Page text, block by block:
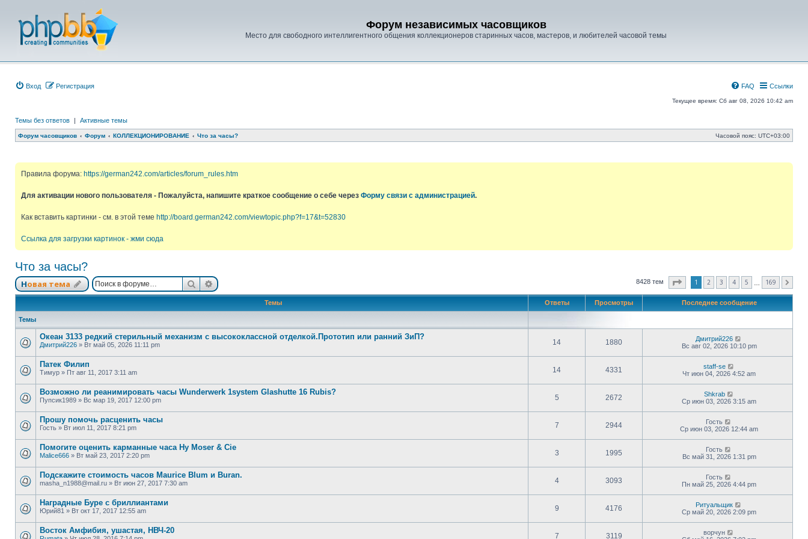
Форум независимых часовщиков
Место для свободного интеллигентного общения коллекционеров старинных часов, мастеров, и любителей часовой темы
Вход Регистрация Ссылки
FAQ
Текущее время: Сб авг 08, 2026 10:42 am
Темы без ответов | Активные темы
Форум часовщиков Форум КОЛЛЕКЦИОНИРОВАНИЕ Что за часы? Часовой пояс: UTC+03:00
Правила форума: https://german242.com/articles/forum_rules.htm
Для активации нового пользователя - Пожалуйста, напишите краткое сообщение о себе через Форму связи с администрацией.
Как вставить картинки - см. в этой теме http://board.german242.com/viewtopic.php?f=17&t=52830
Ссылка для загрузки картинок - жми сюда
Что за часы?
Новая тема ПоискРасширенный поиск 8428 тем Страница из169
1 2 3 4 5 169
Темы Ответы Просмотры Последнее сообщение
Темы
Океан 3133 редкий стерильный механизм с высококлассной отделкой.Прототип или ранний ЗиП?
Дмитрий226 » Вт май 05, 2026 11:11 pm 14 1880
Дмитрий226
Вс авг 02, 2026 10:10 pm
Патек Филип
Тимур » Пт авг 11, 2017 3:11 am 14 4331
staff-se
Чт июн 04, 2026 4:52 am
Возможно ли реанимировать часы Wunderwerk 1system Glashutte 16 Rubis?
Пупсик1989 » Вс мар 19, 2017 12:00 pm 5 2672
Shkrab
Ср июн 03, 2026 3:15 am
Прошу помочь расценить часы
Гость » Вт июл 11, 2017 8:21 pm 7 2944
Гость
Ср июн 03, 2026 12:44 am
Помогите оценить карманные часа Hy Moser & Cie
Malice666 » Вт май 23, 2017 2:20 pm 3 1995
Гость
Вс май 31, 2026 1:31 pm
Подскажите стоимость часов Maurice Blum и Buran.
masha_n1988@mail.ru » Вт июн 27, 2017 7:30 am 4 3093
Гость
Пн май 25, 2026 4:44 pm
Наградные Буре с бриллиантами
Юрий81 » Вт окт 17, 2017 12:55 am 9 4176
Ритуальщик
Ср май 20, 2026 2:09 pm
Восток Амфибия, ушастая, НВЧ-20
7 3119
ворчун